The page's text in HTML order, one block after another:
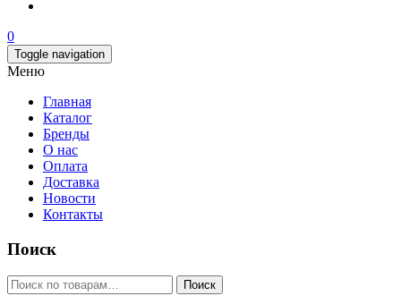
0
Toggle navigation
Меню
Главная
Каталог
Бренды
О нас
Оплата
Доставка
Новости
Контакты
Поиск
Искать: Поиск